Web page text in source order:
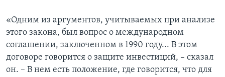
«Одним из аргументов, учитываемых при анализе
этого закона, был вопрос о международном
соглашении, заключенном в 1990 году... В этом
договоре говорится о защите инвестиций, – сказал
он. – В нем есть положение, где говорится, что для